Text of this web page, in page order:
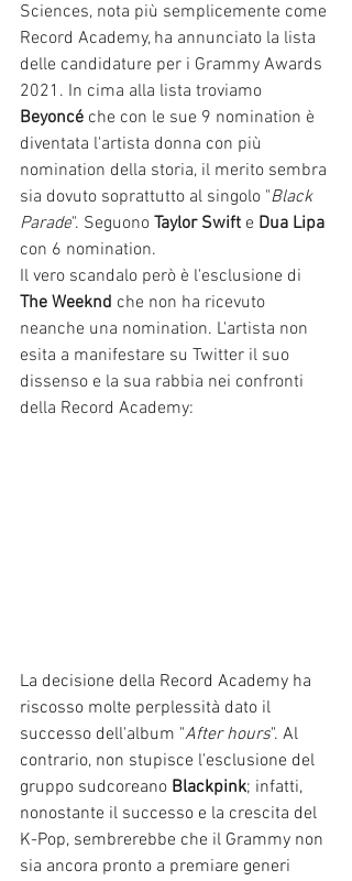
Sciences, nota più semplicemente come
Record Academy, ha annunciato la lista
delle candidature per i Grammy Awards
2021. In cima alla lista troviamo
Beyoncé che con le sue 9 nomination è
diventata l'artista donna con più
nomination della storia, il merito sembra
sia dovuto soprattutto al singolo "Black
Parade". Seguono Taylor Swift e Dua Lipa
con 6 nomination.
Il vero scandalo però è l'esclusione di
The Weeknd che non ha ricevuto
neanche una nomination. L'artista non
esita a manifestare su Twitter il suo
dissenso e la sua rabbia nei confronti
della Record Academy:
La decisione della Record Academy ha
riscosso molte perplessità dato il
successo dell'album "After hours". Al
contrario, non stupisce l'esclusione del
gruppo sudcoreano Blackpink; infatti,
nonostante il successo e la crescita del
K-Pop, sembrerebbe che il Grammy non
sia ancora pronto a premiare generi